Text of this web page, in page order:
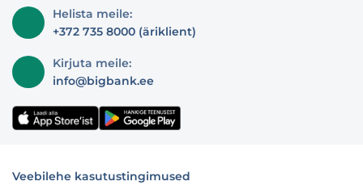
Helista meile:
+372 735 8000 (äriklient)
Kirjuta meile:
info@bigbank.ee
Veebilehe kasutustingimused